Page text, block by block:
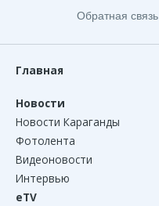
Обратная связь
Главная
Новости
Новости Караганды
Фотолента
Видеоновости
Интервью
eTV